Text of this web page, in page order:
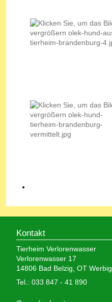
Kontakt
Tierheim Verlorenwasser
Verlorenwasser 17
14806 Bad Belzig, OT Werbig
Tel.: 033 847 - 41 890